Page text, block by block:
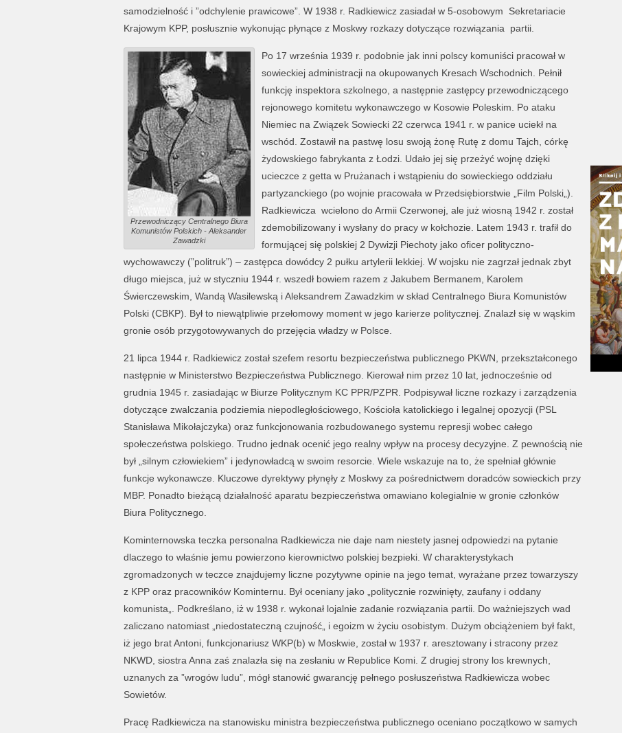
samodzielność i ”odchylenie prawicowe”. W 1938 r. Radkiewicz zasiadał w 5-osobowym Sekretariacie
Krajowym KPP, posłusznie wykonując płynące z Moskwy rozkazy dotyczące rozwiązania partii.
Przewodniczący Centralnego Biura
Komunistów Polskich - Aleksander
Zawadzki
Po 17 września 1939 r. podobnie jak inni polscy komuniści pracował w
sowieckiej administracji na okupowanych Kresach Wschodnich. Pełnił
funkcję inspektora szkolnego, a następnie zastępcy przewodniczącego
rejonowego komitetu wykonawczego w Kosowie Poleskim. Po ataku
Niemiec na Związek Sowiecki 22 czerwca 1941 r. w panice uciekł na
wschód. Zostawił na pastwę losu swoją żonę Rutę z domu Tajch, córkę
żydowskiego fabrykanta z Łodzi. Udało jej się przeżyć wojnę dzięki
ucieczce z getta w Prużanach i wstąpieniu do sowieckiego oddziału
partyzanckiego (po wojnie pracowała w Przedsiębiorstwie „Film Polski„).
Radkiewicza wcielono do Armii Czerwonej, ale już wiosną 1942 r. został
zdemobilizowany i wysłany do pracy w kołchozie. Latem 1943 r. trafił do
formującej się polskiej 2 Dywizji Piechoty jako oficer polityczno-
wychowawczy (”politruk”) – zastępca dowódcy 2 pułku artylerii lekkiej. W wojsku nie zagrzał jednak zbyt
długo miejsca, już w styczniu 1944 r. wszedł bowiem razem z Jakubem Bermanem, Karolem
Świerczewskim, Wandą Wasilewską i Aleksandrem Zawadzkim w skład Centralnego Biura Komunistów
Polski (CBKP). Był to niewątpliwie przełomowy moment w jego karierze politycznej. Znalazł się w wąskim
gronie osób przygotowywanych do przejęcia władzy w Polsce.
21 lipca 1944 r. Radkiewicz został szefem resortu bezpieczeństwa publicznego PKWN, przekształconego
następnie w Ministerstwo Bezpieczeństwa Publicznego. Kierował nim przez 10 lat, jednocześnie od
grudnia 1945 r. zasiadając w Biurze Politycznym KC PPR/PZPR. Podpisywał liczne rozkazy i zarządzenia
dotyczące zwalczania podziemia niepodległościowego, Kościoła katolickiego i legalnej opozycji (PSL
Stanisława Mikołajczyka) oraz funkcjonowania rozbudowanego systemu represji wobec całego
społeczeństwa polskiego. Trudno jednak ocenić jego realny wpływ na procesy decyzyjne. Z pewnością nie
był „silnym człowiekiem” i jedynowładcą w swoim resorcie. Wiele wskazuje na to, że spełniał głównie
funkcje wykonawcze. Kluczowe dyrektywy płynęły z Moskwy za pośrednictwem doradców sowieckich przy
MBP. Ponadto bieżącą działalność aparatu bezpieczeństwa omawiano kolegialnie w gronie członków
Biura Politycznego.
Kominternowska teczka personalna Radkiewicza nie daje nam niestety jasnej odpowiedzi na pytanie
dlaczego to właśnie jemu powierzono kierownictwo polskiej bezpieki. W charakterystykach
zgromadzonych w teczce znajdujemy liczne pozytywne opinie na jego temat, wyrażane przez towarzyszy
z KPP oraz pracowników Kominternu. Był oceniany jako „politycznie rozwinięty, zaufany i oddany
komunista„. Podkreślano, iż w 1938 r. wykonał lojalnie zadanie rozwiązania partii. Do ważniejszych wad
zaliczano natomiast „niedostateczną czujność„ i egoizm w życiu osobistym. Dużym obciążeniem był fakt,
iż jego brat Antoni, funkcjonariusz WKP(b) w Moskwie, został w 1937 r. aresztowany i stracony przez
NKWD, siostra Anna zaś znalazła się na zesłaniu w Republice Komi. Z drugiej strony los krewnych,
uznanych za ”wrogów ludu”, mógł stanowić gwarancję pełnego posłuszeństwa Radkiewicza wobec
Sowietów.
Pracę Radkiewicza na stanowisku ministra bezpieczeństwa publicznego oceniano początkowo w samych